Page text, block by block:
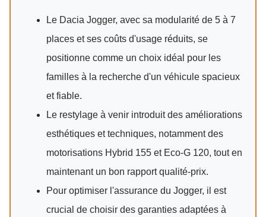
Le Dacia Jogger, avec sa modularité de 5 à 7
places et ses coûts d'usage réduits, se
positionne comme un choix idéal pour les
familles à la recherche d'un véhicule spacieux
et fiable.
Le restylage à venir introduit des améliorations
esthétiques et techniques, notamment des
motorisations Hybrid 155 et Eco-G 120, tout en
maintenant un bon rapport qualité-prix.
Pour optimiser l'assurance du Jogger, il est
crucial de choisir des garanties adaptées à